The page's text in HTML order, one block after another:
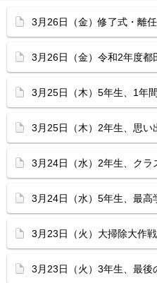
3月26日（金）修了式・離
3月26日（金）令和2年度都
3月25日（木）5年生、1年
3月25日（木）2年生、思い
3月24日（水）2年生、クラ
3月24日（水）5年生、最高
3月23日（火）大掃除大作戦
3月23日（火）3年生、最後